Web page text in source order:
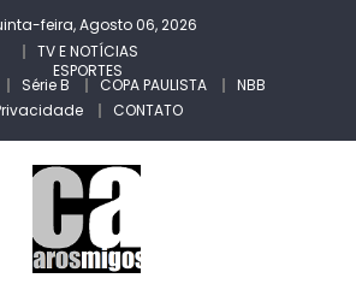
feira, Agosto 06, 2026
TV E NOTÍCIAS
ESPORTES
Série B COPA PAULISTA
NBB
CONTATO